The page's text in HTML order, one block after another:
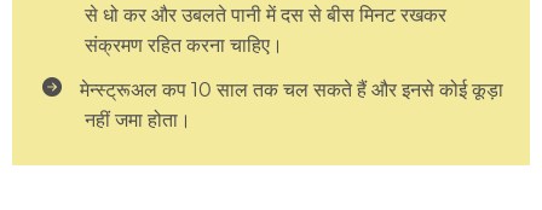
से धो कर और उबलते पानी में दस से बीस मिनट रखकर
संक्रमण रहित करना चाहिए।
मेन्स्ट्रूअल कप 10 साल तक चल सकते हैं और इनसे कोई कूड़ा
नहीं जमा होता।